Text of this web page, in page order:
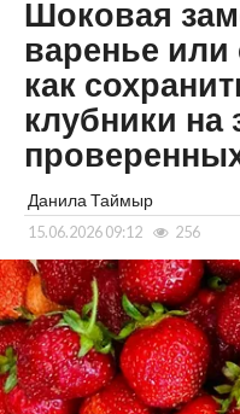
Шоковая
варенье или
как
клубники
Данила Таймыр
15.06.2026 09:12 256